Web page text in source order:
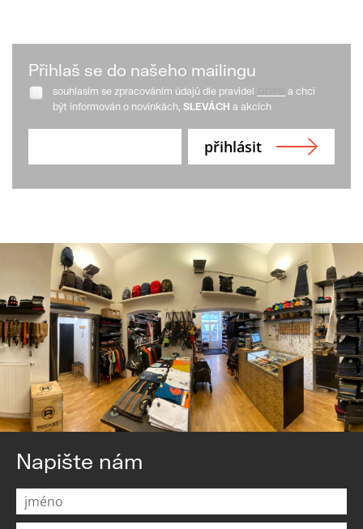
Přihlaš se do našeho mailingu
souhlasím se zpracováním údajů dle pravidel
a chci
být informován o novinkách, SLEVÁCH a akcích
Napište nám